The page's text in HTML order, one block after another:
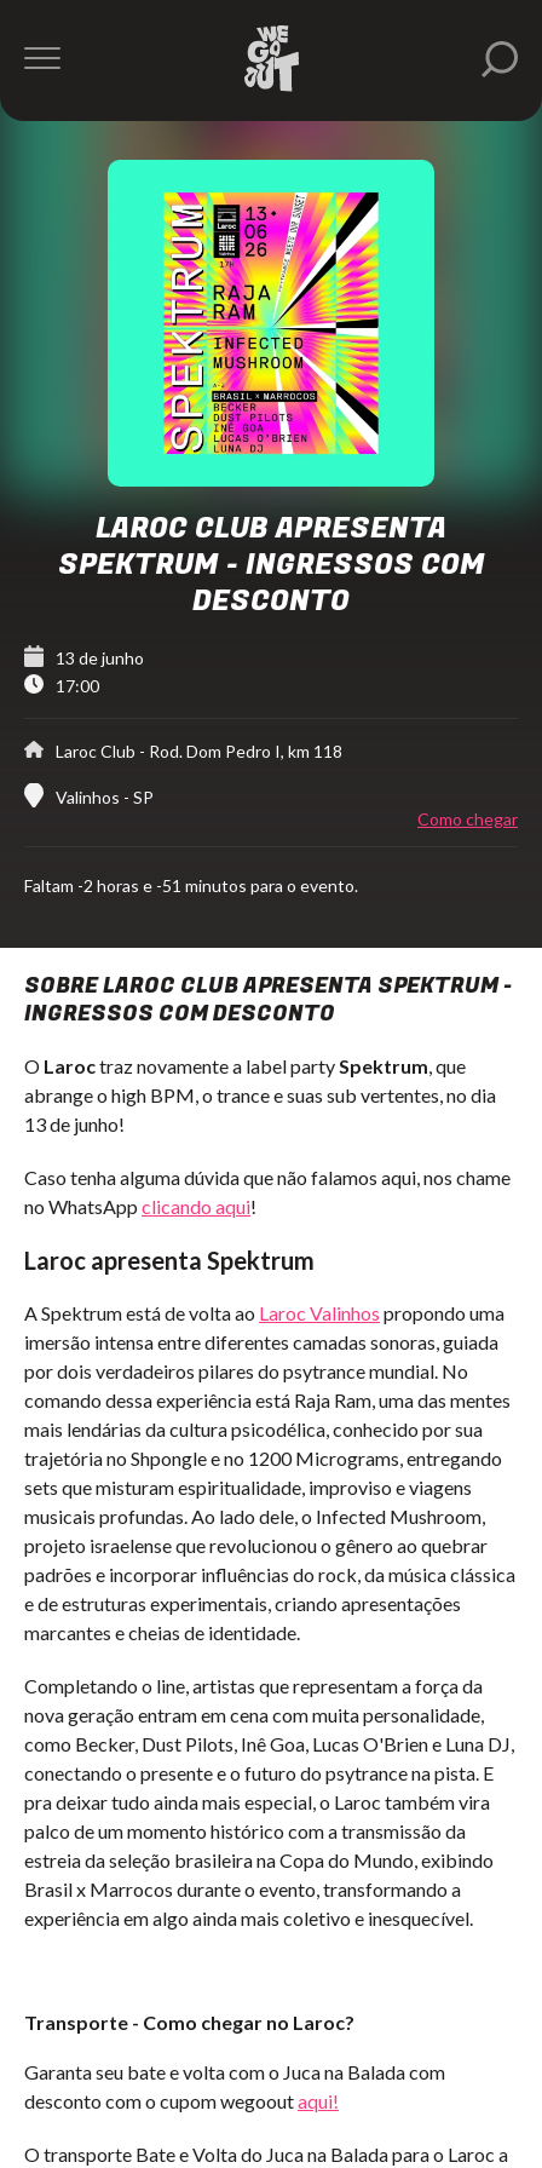
Larochttps://www.instagram.com/larocclub/
LAROC CLUB APRESENTA
SPEKTRUM - INGRESSOS COM
DESCONTO
13 de junho
17:00
Laroc Club - Rod. Dom Pedro I, km 118
Valinhos - SP
Como chegar
Faltam -2 horas e -51 minutos para o evento.
SOBRE LAROC CLUB APRESENTA SPEKTRUM -
INGRESSOS COM DESCONTO
O Laroctraz novamente a label partySpektrum, que
abrange o high BPM, o trance e suas sub vertentes, no dia
13 de junho!
Caso tenha alguma dúvida que não falamos aqui, nos chame
no WhatsApp clicando aqui!
Laroc apresenta Spektrum
A Spektrum está de volta ao Laroc Valinhos propondo uma
imersão intensa entre diferentes camadas sonoras, guiada
por dois verdadeiros pilares do psytrance mundial. No
comando dessa experiência está Raja Ram, uma das mentes
mais lendárias da cultura psicodélica, conhecido por sua
trajetória no Shpongle e no 1200 Micrograms, entregando
sets que misturam espiritualidade, improviso e viagens
musicais profundas. Ao lado dele, o Infected Mushroom,
projeto israelense que revolucionou o gênero ao quebrar
padrões e incorporar influências do rock, da música clássica
e de estruturas experimentais, criando apresentações
marcantes e cheias de identidade.
Completando o line, artistas que representam a força da
nova geração entram em cena com muita personalidade,
como Becker, Dust Pilots, Inê Goa, Lucas O'Brien e Luna DJ,
conectando o presente e o futuro do psytrance na pista. E
pra deixar tudo ainda mais especial, o Laroc também vira
palco de um momento histórico com a transmissão da
estreia da seleção brasileira na Copa do Mundo, exibindo
Brasil x Marrocos durante o evento, transformando a
experiência em algo ainda mais coletivo e inesquecível.
Transporte - Como chegar no Laroc?
Garanta seu bate e volta com o Juca na Balada com
desconto com o cupom wegooutaqui!
O transporte Bate e Volta do Juca na Balada para o Laroc a